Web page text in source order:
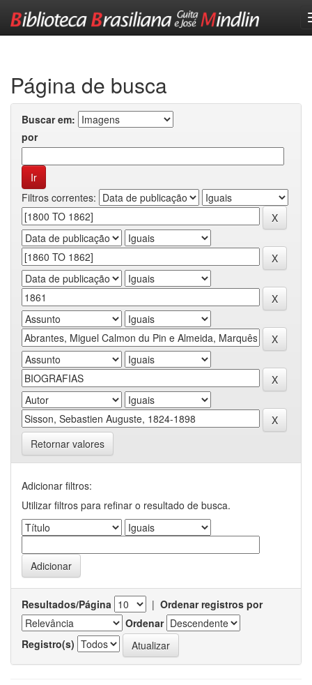
Página de busca
Buscar em:
por
Filtros correntes:
Retornar valores
Adicionar filtros:
Utilizar filtros para refinar o resultado de busca.
Resultados/Página | Ordenar registros por
Ordenar
Registro(s)